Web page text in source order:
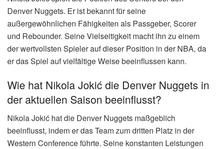
Denver Nuggets. Er ist bekannt für seine
außergewöhnlichen Fähigkeiten als Passgeber, Scorer
und Rebounder. Seine Vielseitigkeit macht ihn zu einem
der wertvollsten Spieler auf dieser Position in der NBA, da
er das Spiel auf vielfältige Weise beeinflussen kann.
Wie hat Nikola Jokić die Denver Nuggets in
der aktuellen Saison beeinflusst?
Nikola Jokić hat die Denver Nuggets maßgeblich
beeinflusst, indem er das Team zum dritten Platz in der
Western Conference führte. Seine konstanten Leistungen